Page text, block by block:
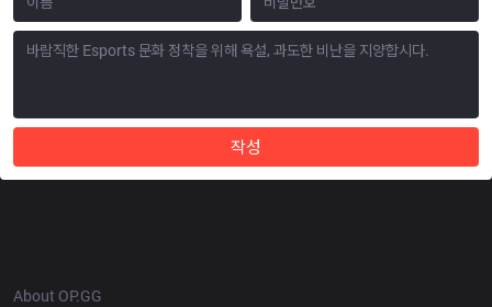
작성
About OP.GG